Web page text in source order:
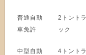
普通自動
車免許
2トントラ
ック
中型自動
4トントラ